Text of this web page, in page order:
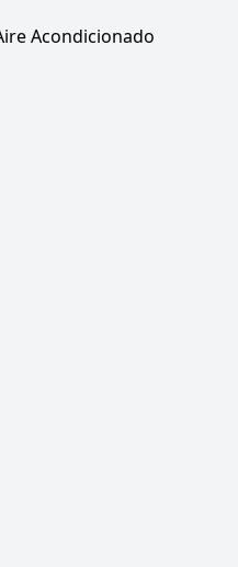
Acondicionado